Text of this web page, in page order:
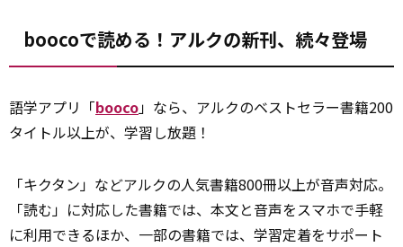
boocoで読める！アルクの新刊、続々登場
語学アプリ「booco」なら、アルクのベストセラー書籍200
タイトル以上が、学習し放題！
「キクタン」などアルクの人気書籍800冊以上が音声対応。
「読む」に対応した書籍では、本文と音声をスマホで手軽
に利用できるほか、一部の書籍では、学習定着をサポート